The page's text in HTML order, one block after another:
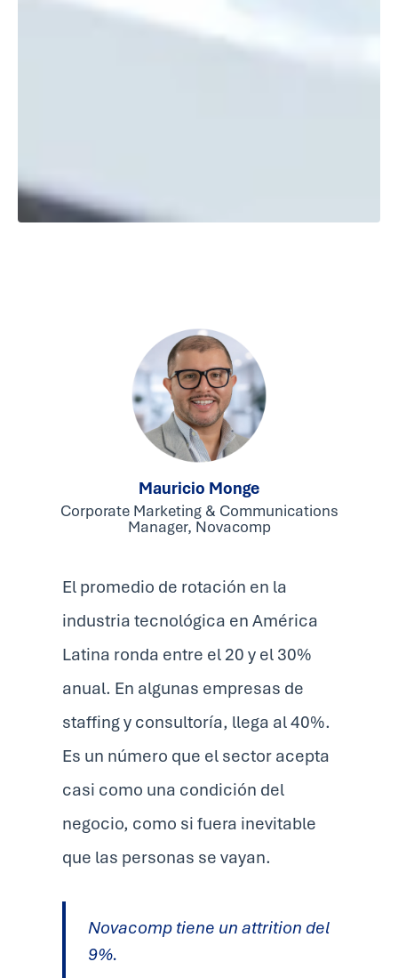
Mauricio Monge
Corporate Marketing & Communications
Manager, Novacomp
El promedio de rotación en la
industria tecnológica en América
Latina ronda entre el 20 y el 30%
anual. En algunas empresas de
staffing y consultoría, llega al 40%.
Es un número que el sector acepta
casi como una condición del
negocio, como si fuera inevitable
que las personas se vayan.
Novacomp tiene un attrition del
9%.